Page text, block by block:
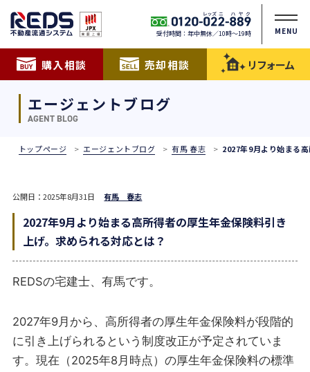
受付時間：年中無休／10時〜19時 MENU
購入相談 売却相談 リフォーム
エージェントブログ
AGENT BLOG
トップページ エージェントブログ 有馬 春志 2027年9月より始まる
公開日：2025年8月31日有馬 春志
2027年9月より始まる高所得者の厚生年金保険料引き
上げ。求められる対応とは？
REDSの宅建士、有馬です。
2027年9月から、高所得者の厚生年金保険料が段階的
に引き上げられるという制度改正が予定されていま
す。現在（2025年8月時点）の厚生年金保険料の標準